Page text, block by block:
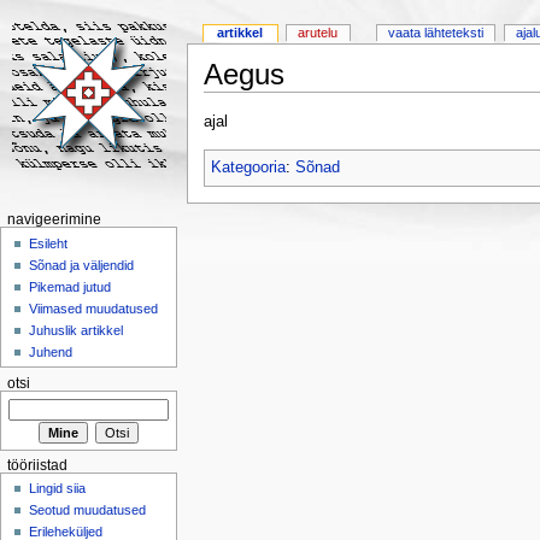
Aegus
ajal
Kategooria: Sõnad
artikkel arutelu vaata lähteteksti
navigeerimine
Esileht
Sõnad ja väljendid
Pikemad jutud
Viimased muudatused
Juhuslik artikkel
Juhend
otsi
tööriistad
Lingid siia
Seotud muudatused
Erileheküljed